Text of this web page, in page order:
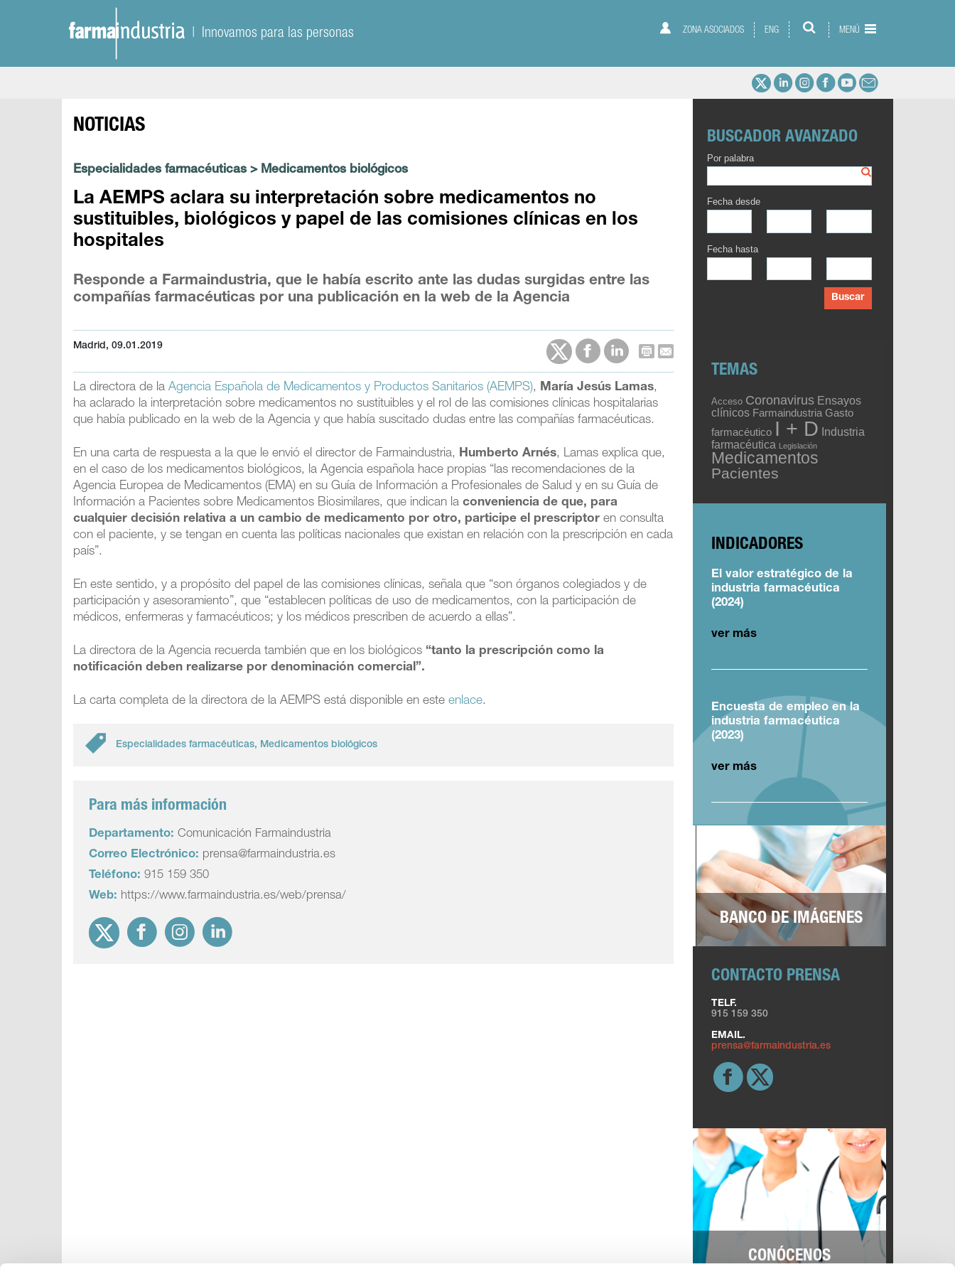
| Innovamos para las personas ZONA ASOCIADOS ENG MENÚ
NOTICIAS
Especialidades farmacéuticas> Medicamentos biológicos
La AEMPS aclara su interpretación sobre medicamentos no
sustituibles, biológicos y papel de las comisiones clínicas en los
hospitales
Responde a Farmaindustria, que le había escrito ante las dudas surgidas entre las
compañías farmacéuticas por una publicación en la web de la Agencia
Madrid, 09.01.2019
La directora de laAgencia Española de Medicamentos y Productos Sanitarios (AEMPS), María Jesús Lamas,
ha aclarado la interpretación sobre medicamentos no sustituibles y el rol de las comisiones clínicas hospitalarias
que había publicado en la web de la Agencia y que había suscitado dudas entre las compañías farmacéuticas.
En una carta de respuesta a la que le envió el director de Farmaindustria, Humberto Arnés, Lamas explica que,
en el caso de los medicamentos biológicos, la Agencia española hace propias “las recomendaciones de la
Agencia Europea de Medicamentos (EMA) en su Guía de Información a Profesionales de Salud y en su Guía de
Información a Pacientes sobre Medicamentos Biosimilares, que indican laconveniencia de que, para
cualquier decisión relativa a un cambio de medicamento por otro, participe el prescriptor en consulta
con el paciente, y se tengan en cuenta las políticas nacionales que existan en relación con la prescripción en cada
país”.
En este sentido, y a propósito del papel de las comisiones clínicas, señala que “son órganos colegiados y de
participación y asesoramiento”, que “establecen políticas de uso de medicamentos, con la participación de
médicos, enfermeras y farmacéuticos; y los médicos prescriben de acuerdo a ellas”.
La directora de la Agencia recuerda también que en los biológicos “tanto la prescripción como la
notificación deben realizarse por denominación comercial”.
La carta completa de la directora de la AEMPS está disponible en este enlace.
Especialidades farmacéuticas, Medicamentos biológicos
Para más información
Departamento: Comunicación Farmaindustria
Correo Electrónico: prensa@farmaindustria.es
Teléfono: 915 159 350
Web: https://www.farmaindustria.es/web/prensa/
BUSCADOR AVANZADO
Por palabra
Fecha desde
Fecha hasta
Buscar
TEMAS
Acceso Coronavirus Ensayos
clínicos Farmaindustria Gasto
farmacéutico I + D Industria
farmacéutica Legislación
Medicamentos
Pacientes
INDICADORES
El valor estratégico de la
industria farmacéutica
(2024)
ver más
Encuesta de empleo en la
industria farmacéutica
(2023)
ver más
BANCO DE IMÁGENES
CONTACTO PRENSA
TELF.
915 159 350
EMAIL.
prensa@farmaindustria.es
CONÓCENOS